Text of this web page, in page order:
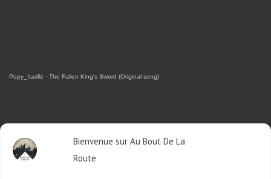
Bienvenue sur Au Bout De La
Route
Popy_Itarillë · The Fallen King's Sword (Original song)
RETROUVEZ-MOI SUR FACEBOOK
OU SUR TWITTER